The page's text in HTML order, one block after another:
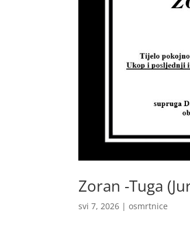
Zoran -Tuga
svi 7, 2026 |osmrtnice